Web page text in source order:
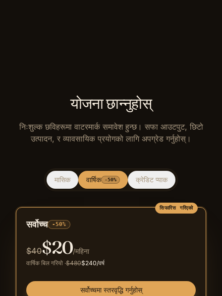
योजना छान्नुहोस्
निःशुल्क छविहरूमा वाटरमार्क समावेश हुन्छ। सफा आउटपुट, छिटो
उत्पादन, र व्यावसायिक प्रयोगको लागि अपग्रेड गर्नुहोस्।
मासिक वार्षिक -50% क्रेडिट प्याक
सिफारिस गरिएको
सर्वोच्च -50%
$40$20/महिना
वार्षिक बिल गरियो ·$480$240/वर्ष
सर्वोच्चमा स्तरवृद्धि गर्नुहोस्